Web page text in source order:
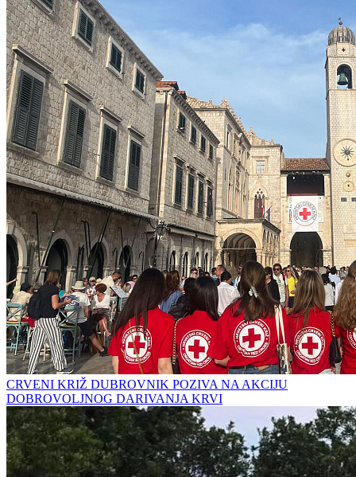
CRVENI KRIŽ DUBROVNIK POZIVA NA AKCIJU
DOBROVOLJNOG DARIVANJA KRVI